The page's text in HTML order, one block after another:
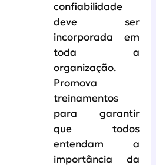
confiabilidade
deve ser
incorporada em
toda a
organização.
Promova
treinamentos
para garantir
que todos
entendam a
importância da